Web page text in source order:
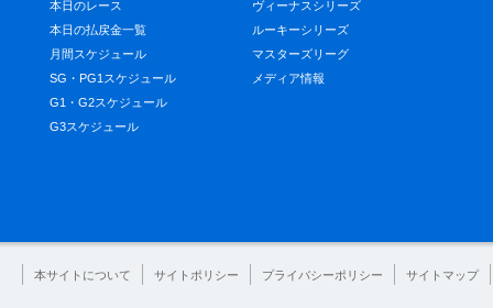
本日のレース
本日の払戻金一覧
月間スケジュール
SG・PG1スケジュール
G1・G2スケジュール
G3スケジュール
ヴィーナスシリーズ
ルーキーシリーズ
マスターズリーグ
メディア情報
本サイトについて サイトポリシー プライバシーポリシー サイトマップ